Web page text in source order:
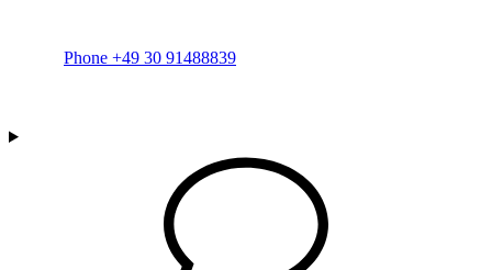
Phone +49 30 91488839